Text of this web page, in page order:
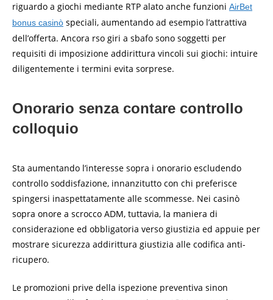
riguardo a giochi mediante RTP alato anche funzioni AirBet
bonus casinò speciali, aumentando ad esempio l’attrattiva
dell’offerta. Ancora rso giri a sbafo sono soggetti per
requisiti di imposizione addirittura vincoli sui giochi: intuire
diligentemente i termini evita sorprese.
Onorario senza contare controllo
colloquio
Sta aumentando l’interesse sopra i onorario escludendo
controllo soddisfazione, innanzitutto con chi preferisce
spingersi inaspettatamente alle scommesse. Nei casinò
sopra onore a scrocco ADM, tuttavia, la maniera di
considerazione ed obbligatoria verso giustizia ed appuie per
mostrare sicurezza addirittura giustizia alle codifica anti-
ricupero.
Le promozioni prive della ispezione preventiva sinon